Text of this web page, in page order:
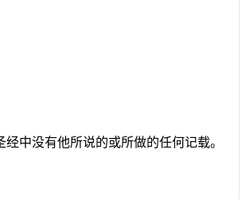
中没有他所说的或所做的任何记载。